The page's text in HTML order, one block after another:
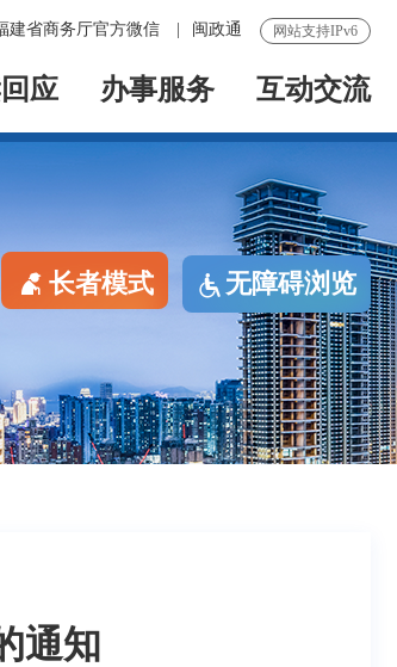
网站支持IPv6
建省商务厅官方微信 闽政通
应 办事服务 互动交流
长者模式 无障碍浏览
通知